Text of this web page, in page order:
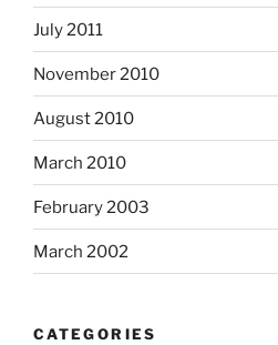
July 2011
November 2010
August 2010
March 2010
February 2003
March 2002
CATEGORIES